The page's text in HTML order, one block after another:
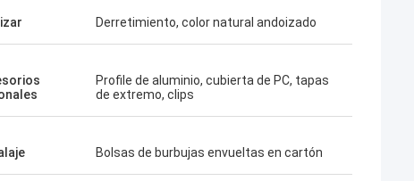
Derretimiento, color natural andoizado
Profile de aluminio, cubierta de PC, tapas
de extremo, clips
Bolsas de burbujas envueltas en cartón